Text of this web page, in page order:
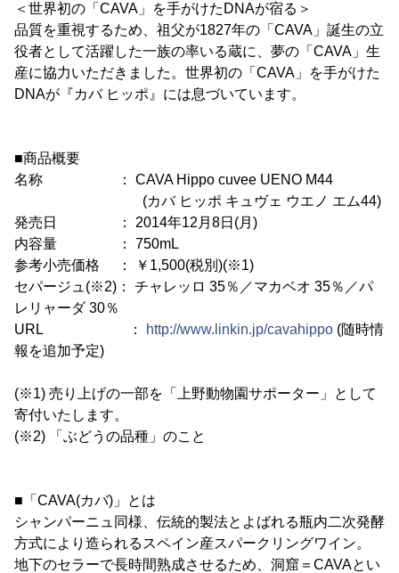
＜世界初の「CAVA」を手がけたDNAが宿る＞
品質を重視するため、祖父が1827年の「CAVA」誕生の立
役者として活躍した一族の率いる蔵に、夢の「CAVA」生
産に協力いただきました。世界初の「CAVA」を手がけた
DNAが『カバ ヒッポ』には息づいています。
■商品概要
名称 ： CAVA Hippo cuvee UENO M44
(カバ ヒッポ キュヴェ ウエノ エム44)
発売日 ： 2014年12月8日(月)
内容量 ： 750mL
参考小売価格 ： ￥1,500(税別)(※1)
セパージュ(※2)： チャレッロ 35％／マカベオ 35％／パ
レリャーダ 30％
URL ：
http://www.linkin.jp/cavahippo (随時情
報を追加予定)
(※1) 売り上げの一部を「上野動物園サポーター」として
寄付いたします。
(※2) 「ぶどうの品種」のこと
■「CAVA(カバ)」とは
シャンパーニュ同様、伝統的製法とよばれる瓶内二次発酵
方式により造られるスペイン産スパークリングワイン。
地下のセラーで長時間熟成させるため、洞窟＝CAVAとい